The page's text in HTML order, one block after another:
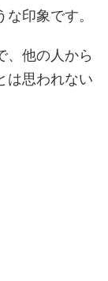
印象です。
、他の人から
は思われない